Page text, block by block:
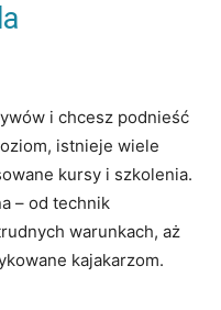
i chcesz podnieść
istnieje wiele
kursy i szkolenia.
– od technik
warunkach, aż
kajakarzom.